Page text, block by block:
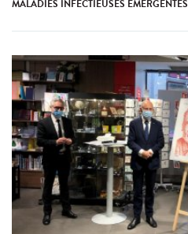
MALADIES INFECTIEUSES ÉMERGENTES